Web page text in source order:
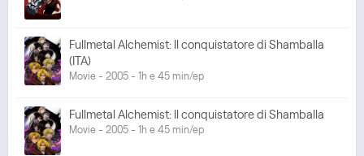
Fullmetal Alchemist: Il conquistatore di Shamballa
(ITA)
Movie - 2005 - 1h e 45 min/ep
Fullmetal Alchemist: Il conquistatore di Shamballa
Movie - 2005 - 1h e 45 min/ep